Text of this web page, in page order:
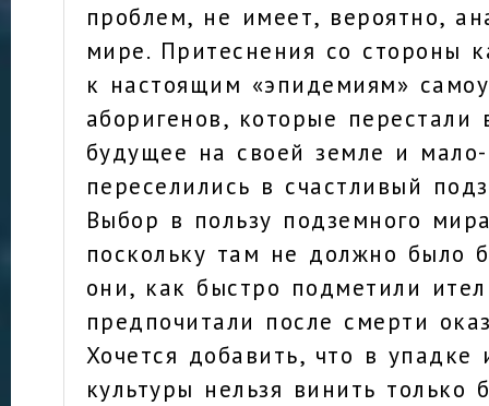
проблем, не имеет, вероятно,
мире. Притеснения со стороны
к настоящим «эпидемиям»
аборигенов, которые перестали
будущее на своей земле и
переселились в счастливый
Выбор в пользу подземного
поскольку там не должно было
они, как быстро подметили
предпочитали после смерти
Хочется добавить, что в упадке
культуры нельзя винить только